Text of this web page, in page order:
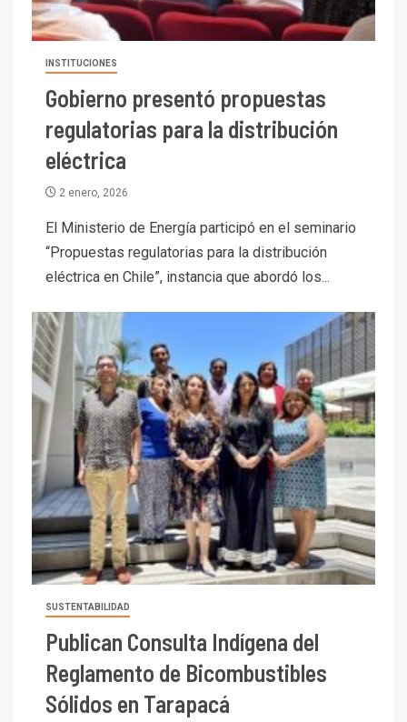
INSTITUCIONES
Gobierno presentó propuestas
regulatorias para la distribución
eléctrica
2 enero, 2026
El Ministerio de Energía participó en el seminario
“Propuestas regulatorias para la distribución
eléctrica en Chile”, instancia que abordó los...
SUSTENTABILIDAD
Publican Consulta Indígena del
Reglamento de Bicombustibles
Sólidos en Tarapacá